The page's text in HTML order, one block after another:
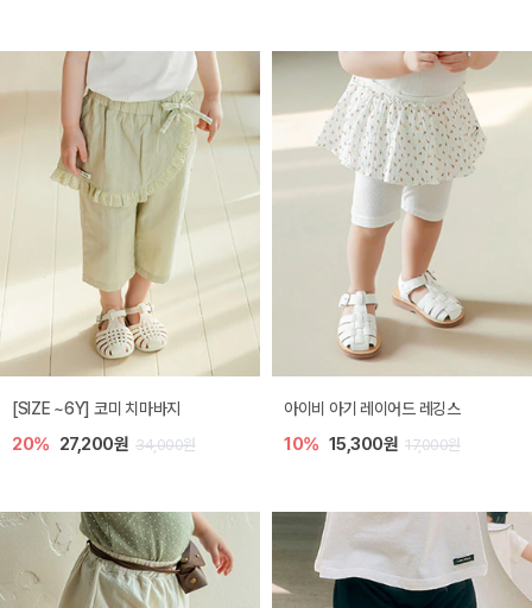
[SIZE ~6Y] 코미 치마바지
20% 27,200원 34,000원
아이비 아기 레이어드 레깅스
10% 15,300원 17,000원